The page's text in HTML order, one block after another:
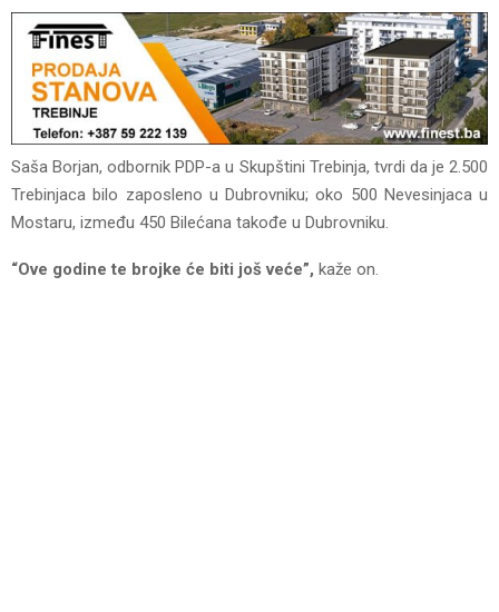
Saša Borjan, odbornik PDP-a u Skupštini Trebinja, tvrdi da je 2.500
Trebinjaca bilo zaposleno u Dubrovniku; oko 500 Nevesinjaca u
Mostaru, između 450 Bilećana takođe u Dubrovniku.
“Ove godine te brojke će biti još veće”, kaže on.